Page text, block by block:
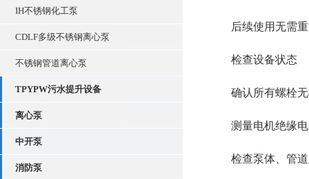
IH不锈钢化工泵
CDLF多级不锈钢离心泵
不锈钢管道离心泵
TPYPW污水提升设备
离心泵
中开泵
消防泵
后续使用无需重
检查设备状态‌
确认所有螺栓无
测量电机绝缘电
检查泵体、管道